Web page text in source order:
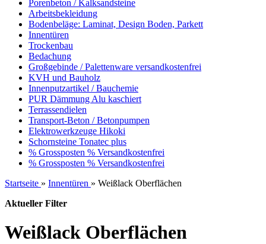
Porenbeton / Kalksandsteine
Arbeitsbekleidung
Bodenbeläge: Laminat, Design Boden, Parkett
Innentüren
Trockenbau
Bedachung
Großgebinde / Palettenware versandkostenfrei
KVH und Bauholz
Innenputzartikel / Bauchemie
PUR Dämmung Alu kaschiert
Terrassendielen
Transport-Beton / Betonpumpen
Elektrowerkzeuge Hikoki
Schornsteine Tonatec plus
% Grossposten % Versandkostenfrei
% Grossposten % Versandkostenfrei
Startseite » Innentüren » Weißlack Oberflächen
Aktueller Filter
Weißlack Oberflächen